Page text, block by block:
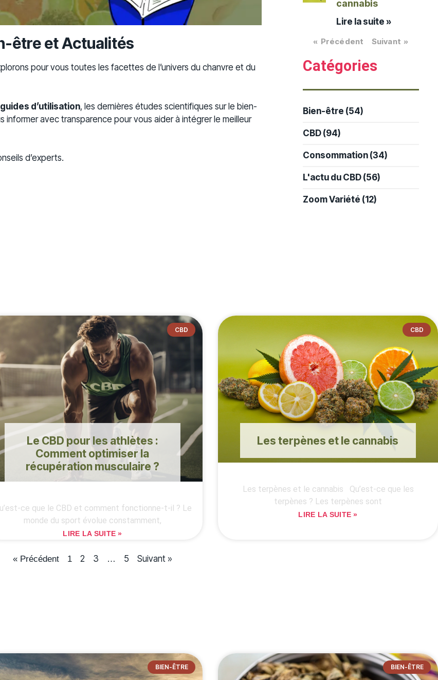
être et Actualités
pour vous toutes les facettes de l’univers du chanvre et du
d’utilisation, les dernières études scientifiques sur le bien-
informer avec transparence pour vous aider à intégrer le meilleur
d’experts.
cannabis
Lire la suite »
« Précédent Suivant »
Catégories
Bien-être (54)
CBD(94)
Consommation(34)
L'actu du CBD(56)
Zoom Variété (12)
CBD
Le CBD pour les athlètes :
Comment optimiser la
récupération musculaire ?
ce que le CBD et comment fonctionne-t-il ? Le
monde du sport évolue constamment,
LIRE LA SUITE »
CBD
Les terpènes et le cannabis
Les terpènes et le cannabis Qu’est-ce que les
terpènes ? Les terpènes sont
LIRE LA SUITE »
« Précédent 1 2 3 … 5 Suivant »
BIEN-ÊTRE BIEN-ÊTRE